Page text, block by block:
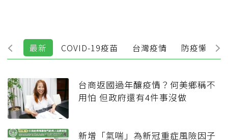
最新 COVID-19疫苗 台灣疫情 防疫懶人包
台商返國過年釀疫情？何美鄉稱不
用怕 但政府還有4件事沒做
新增「氣喘」為新冠重症風險因子